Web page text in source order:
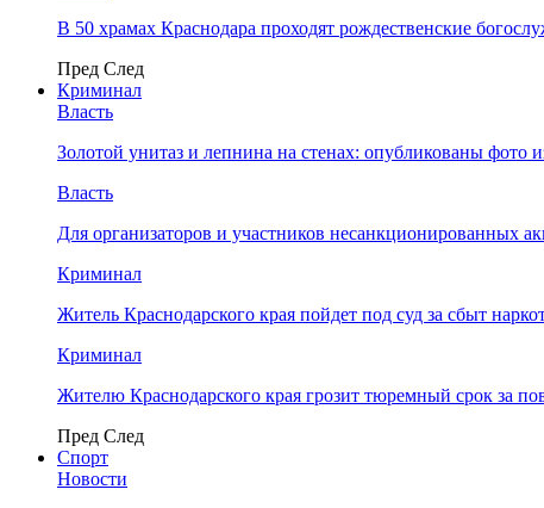
В 50 храмах Краснодара проходят рождественские
Пред След
Криминал
Власть
​Золотой унитаз и лепнина на стенах: опубликованы фото
Власть
Для организаторов и участников несанкционированных
Криминал
Житель Краснодарского края пойдет под суд за сбыт
Криминал
Жителю Краснодарского края грозит тюремный срок за
Пред След
Спорт
Новости